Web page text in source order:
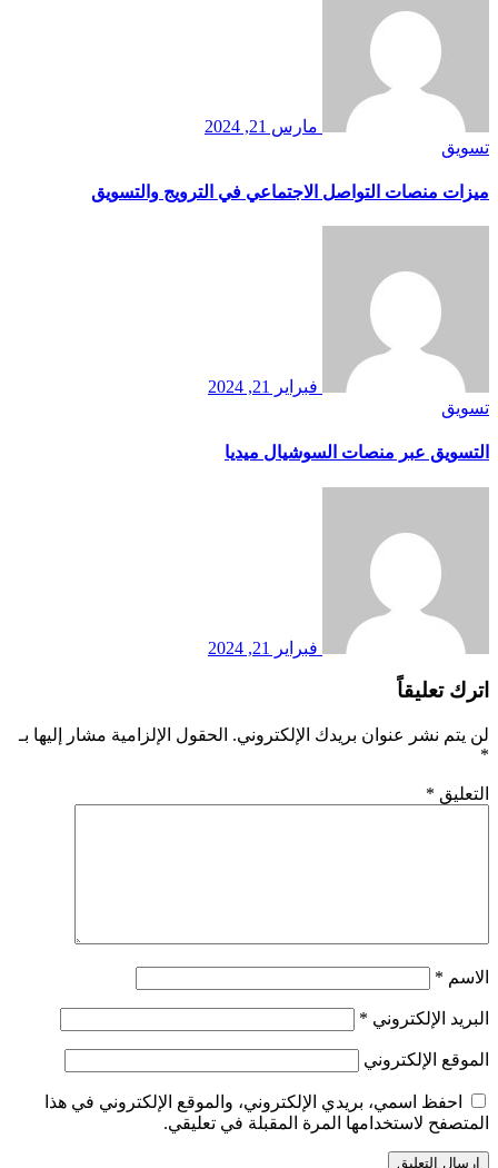
مارس 21, 2024
تسويق
ميزات منصات التواصل الاجتماعي في الترويج والتسويق
فبراير 21, 2024
تسويق
التسويق عبر منصات السوشيال ميديا
فبراير 21, 2024
اترك تعليقاً
لن يتم نشر عنوان بريدك الإلكتروني. الحقول الإلزامية مشار إليها بـ
*
التعليق *
الاسم *
البريد الإلكتروني *
الموقع الإلكتروني
احفظ اسمي، بريدي الإلكتروني، والموقع الإلكتروني في هذا
المتصفح لاستخدامها المرة المقبلة في تعليقي.